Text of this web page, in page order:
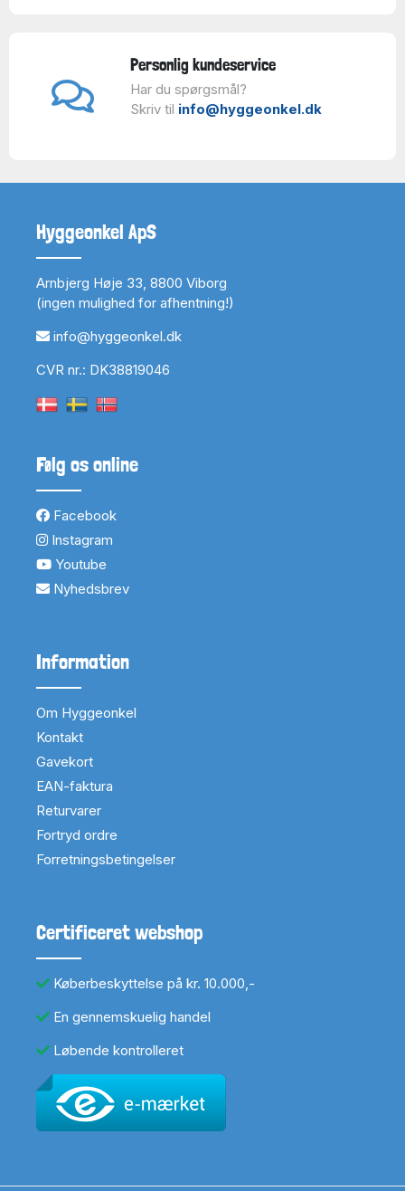
Personlig kundeservice
Har du spørgsmål?
Skriv til info@hyggeonkel.dk
Hyggeonkel ApS
Arnbjerg Høje 33, 8800 Viborg
(ingen mulighed for afhentning!)
info@hyggeonkel.dk
CVR nr.: DK38819046
Følg os online
Facebook
Instagram
Youtube
Nyhedsbrev
Information
Om Hyggeonkel
Kontakt
Gavekort
EAN-faktura
Returvarer
Fortryd ordre
Forretningsbetingelser
Certificeret webshop
Køberbeskyttelse på kr. 10.000,-
En gennemskuelig handel
Løbende kontrolleret